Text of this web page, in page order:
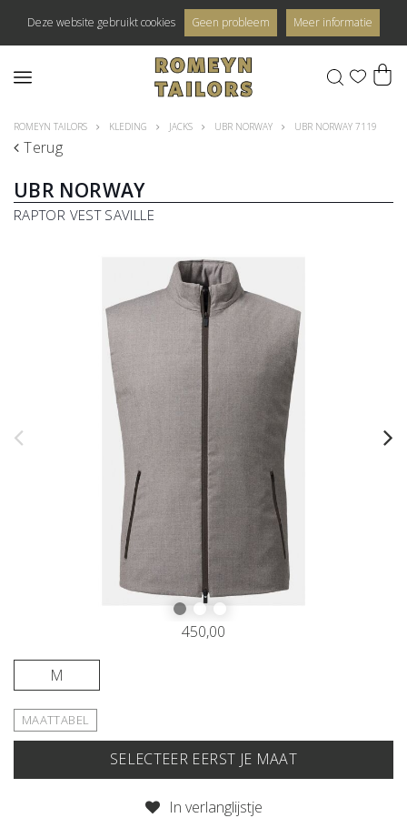
Deze website gebruikt cookies Geen probleem Meer informatie
0
Terug
ROMEYN TAILORS KLEDING JACKS UBR NORWAY UBR NORWAY 7119
UBR NORWAY
RAPTOR VEST SAVILLE
450,00
M
MAATTABEL
IN JE WINKELMAND
SELECTEER EERST JE MAAT
In verlanglijstje